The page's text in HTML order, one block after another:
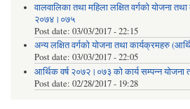
वालवालिका तथा महिला लक्षित वर्गको योजना
२०७४।०७५
Post date: 03/03/2017 - 22:15
अन्य लक्षित वर्गको योजना तथा कार्यक्रमहरु
Post date: 03/03/2017 - 22:05
आर्थिक वर्ष २०७२।०७३ को कार्य सम्पन्न योजना
Post date: 02/28/2017 - 19:28